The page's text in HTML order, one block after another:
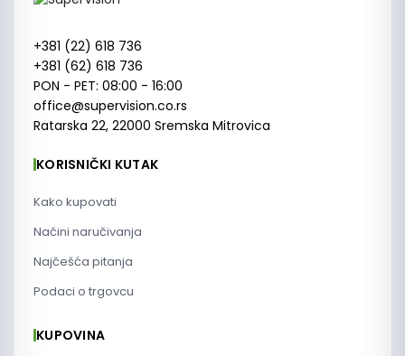
+381 (22) 618 736
+381 (62) 618 736
PON - PET: 08:00 - 16:00
office@supervision.co.rs
Ratarska 22, 22000 Sremska Mitrovica
KORISNIČKI KUTAK
Kako kupovati
Načini naručivanja
Najčešća pitanja
Podaci o trgovcu
KUPOVINA